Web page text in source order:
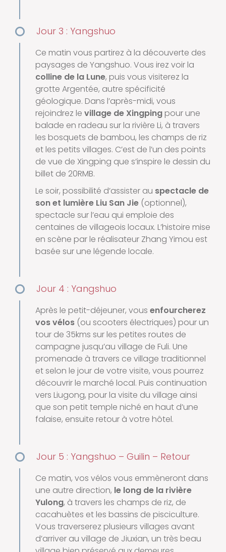
Jour 3 : Yangshuo
Ce matin vous partirez à la découverte des
paysages de Yangshuo. Vous irez voir la
colline de la Lune, puis vous visiterez la
grotte Argentée, autre spécificité
géologique. Dans l’après-midi, vous
rejoindrez le village de Xingping pour une
balade en radeau sur la rivière Li, à travers
les bosquets de bambou, les champs de riz
et les petits villages. C’est de l’un des points
de vue de Xingping que s’inspire le dessin du
billet de 20RMB.
Le soir, possibilité d’assister au spectacle de
son et lumière Liu San Jie (optionnel),
spectacle sur l’eau qui emploie des
centaines de villageois locaux. L’histoire mise
en scène par le réalisateur Zhang Yimou est
basée sur une légende locale.
Jour 4 : Yangshuo
Après le petit-déjeuner, vous enfourcherez
vos vélos (ou scooters électriques) pour un
tour de 35kms sur les petites routes de
campagne jusqu’au village de Fuli. Une
promenade à travers ce village traditionnel
et selon le jour de votre visite, vous pourrez
découvrir le marché local. Puis continuation
vers Liugong, pour la visite du village ainsi
que son petit temple niché en haut d’une
falaise, ensuite retour à votre hôtel.
Jour 5 : Yangshuo – Guilin – Retour
Ce matin, vos vélos vous emmèneront dans
une autre direction, le long de la rivière
Yulong, à travers les champs de riz, de
cacahuètes et les bassins de pisciculture.
Vous traverserez plusieurs villages avant
d’arriver au village de Jiuxian, un très beau